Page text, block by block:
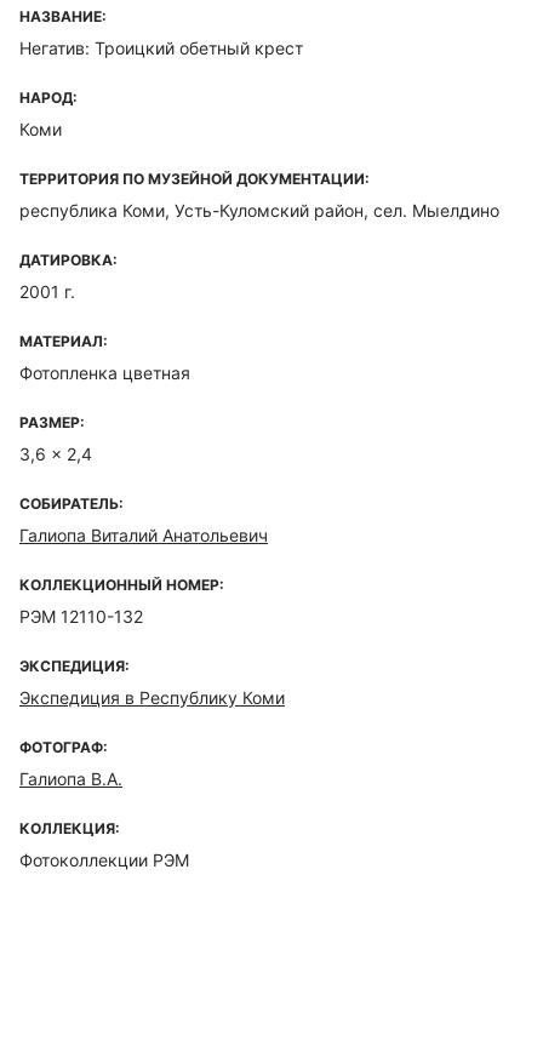
НАЗВАНИЕ:
Негатив: Троицкий обетный крест
НАРОД:
Коми
ТЕРРИТОРИЯ ПО МУЗЕЙНОЙ ДОКУМЕНТАЦИИ:
республика Коми, Усть-Куломский район, сел. Мыелдино
ДАТИРОВКА:
2001 г.
МАТЕРИАЛ:
Фотопленка цветная
РАЗМЕР:
3,6 x 2,4
СОБИРАТЕЛЬ:
Галиопа Виталий Анатольевич
КОЛЛЕКЦИОННЫЙ НОМЕР:
РЭМ 12110-132
ЭКСПЕДИЦИЯ:
Экспедиция в Республику Коми
ФОТОГРАФ:
Галиопа В.А.
КОЛЛЕКЦИЯ:
Фотоколлекции РЭМ